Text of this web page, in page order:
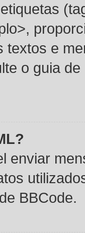
textos e
o guia
enviar
BBCode.